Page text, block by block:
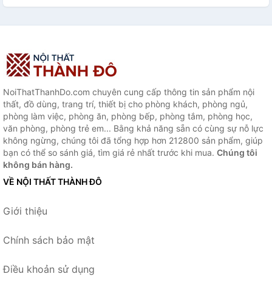
NoiThatThanhDo.com chuyên cung cấp thông tin sản phẩm nội
thất, đồ dùng, trang trí, thiết bị cho phòng khách, phòng ngủ,
phòng làm việc, phòng ăn, phòng bếp, phòng tắm, phòng học,
văn phòng, phòng trẻ em... Bằng khả năng sẵn có cùng sự nỗ lực
không ngừng, chúng tôi đã tổng hợp hơn 212800 sản phẩm, giúp
bạn có thể so sánh giá, tìm giá rẻ nhất trước khi mua. Chúng tôi
không bán hàng.
VỀ NỘI THẤT THÀNH ĐÔ
Giới thiệu
Chính sách bảo mật
Điều khoản sử dụng